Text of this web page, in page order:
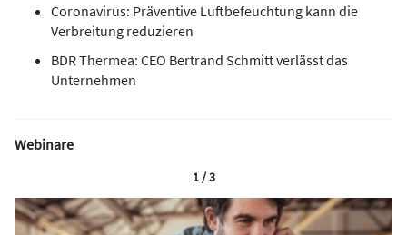
Coronavirus: Präventive Luftbefeuchtung kann die
Verbreitung reduzieren
BDR Thermea: CEO Bertrand Schmitt verlässt das
Unternehmen
Webinare
1 / 3